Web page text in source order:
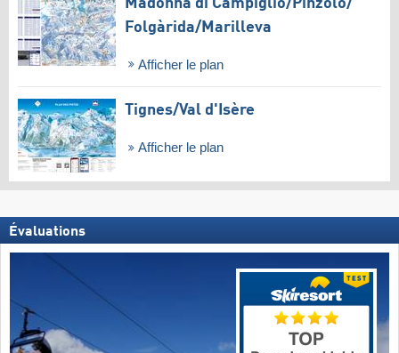
Folgàrida/​Marilleva
Afficher le plan
Tignes/​Val d'Isère
Afficher le plan
Évaluations